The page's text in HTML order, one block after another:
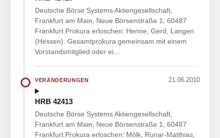
Deutsche Börse Systems Aktiengesellschaft,
Frankfurt am Main, Neue Börsenstraße 1, 60487
Frankfurt.Prokura erloschen: Henne, Gerd, Langen
(Hessen). Gesamtprokura gemeinsam mit einem
Vorstandsmitglied oder ei…
VERÄNDERUNGEN 21.06.2010
HRB 42413
Deutsche Börse Systems Aktiengesellschaft,
Frankfurt am Main, Neue Börsenstraße 1, 60487
Frankfurt.Prokura erloschen: Mölk, Runar-Matthias,